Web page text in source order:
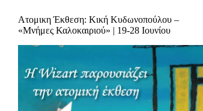
Ατομικη Έκθεση: Κική Κυδωνοπούλου –
«Μνήμες Καλοκαιριού» | 19-28 Ιουνίου